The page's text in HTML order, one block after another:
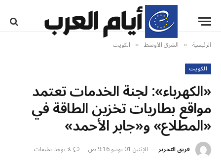
الرئيسية » الشرق الأوسط » الكويت
الكويت
«الكهرباء»: لجنة الخدمات تعتمد
مواقع بطاريات تخزين الطاقة في
«المطلاع» و«جابر الأحمد»
فريق التحرير الإثنين 01 يونيو 9:16 ص لا توجد تعليقات